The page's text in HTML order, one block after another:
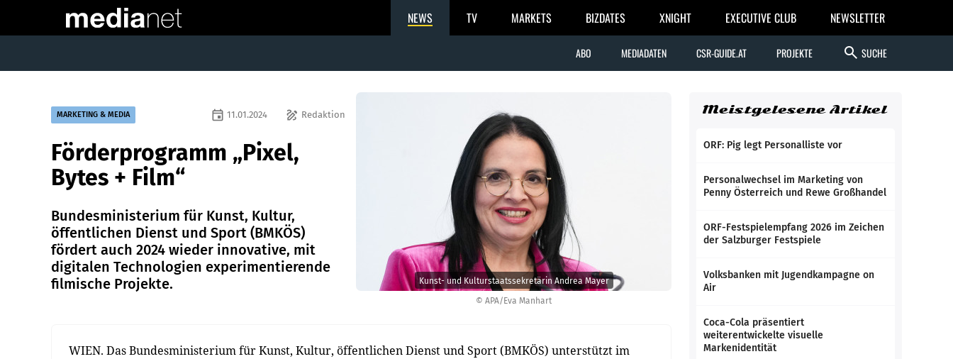
NEWS TV MARKETS BIZDATES XNIGHT EXECUTIVE CLUB NEWSLETTER
ABO MEDIADATEN CSR-GUIDE.AT PROJEKTE search SUCHE
© APA/Eva Manhart
Kunst- und Kulturstaatssekretärin Andrea Mayer
MARKETING & MEDIA draw Redaktion
event 11.01.2024
Förderprogramm „Pixel,
Bytes + Film“
Bundesministerium für Kunst, Kultur,
öffentlichen Dienst und Sport (BMKÖS)
fördert auch 2024 wieder innovative, mit
digitalen Technologien experimentierende
filmische Projekte.
WIEN. Das Bundesministerium für Kunst, Kultur, öffentlichen Dienst und Sport (BMKÖS) unterstützt im
Meistgelesene Artikel
ORF: Pig legt Personalliste vor
Personalwechsel im Marketing von
Penny Österreich und Rewe Großhandel
ORF-Festspielempfang 2026 im Zeichen
der Salzburger Festspiele
Volksbanken mit Jugendkampagne on
Air
Coca-Cola präsentiert
weiterentwickelte visuelle
Markenidentität